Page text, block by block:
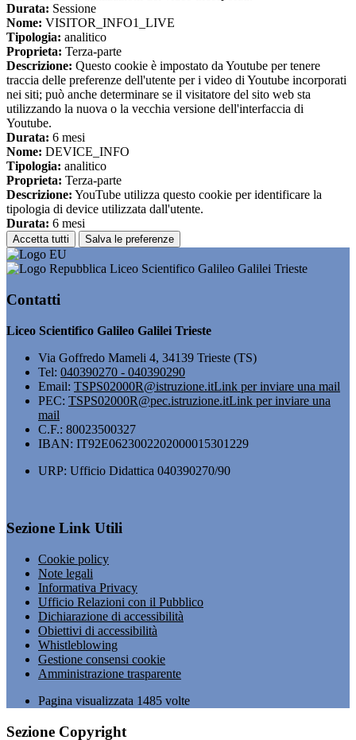
Durata: Sessione
Nome: VISITOR_INFO1_LIVE
Tipologia: analitico
Proprieta: Terza-parte
Descrizione: Questo cookie è impostato da Youtube per tenere
traccia delle preferenze dell'utente per i video di Youtube incorporati
nei siti; può anche determinare se il visitatore del sito web sta
utilizzando la nuova o la vecchia versione dell'interfaccia di
Youtube.
Durata: 6 mesi
Nome: DEVICE_INFO
Tipologia: analitico
Proprieta: Terza-parte
Descrizione: YouTube utilizza questo cookie per identificare la
tipologia di device utilizzata dall'utente.
Durata: 6 mesi
Accetta tutti Salva le preferenze
Liceo Scientifico Galileo Galilei Trieste
Contatti
Liceo Scientifico Galileo Galilei Trieste
Via Goffredo Mameli 4, 34139 Trieste (TS)
Tel: 040390270 - 040390290
Email: TSPS02000R@istruzione.itLink per inviare una mail
PEC: TSPS02000R@pec.istruzione.itLink per inviare una
mail
C.F.: 80023500327
IBAN: IT92E0623002202000015301229
URP: Ufficio Didattica 040390270/90
Sezione Link Utili
Cookie policy
Note legali
Informativa Privacy
Ufficio Relazioni con il Pubblico
Dichiarazione di accessibilità
Obiettivi di accessibilità
Whistleblowing
Gestione consensi cookie
Amministrazione trasparente
Pagina visualizzata 1485 volte
Sezione Copyright